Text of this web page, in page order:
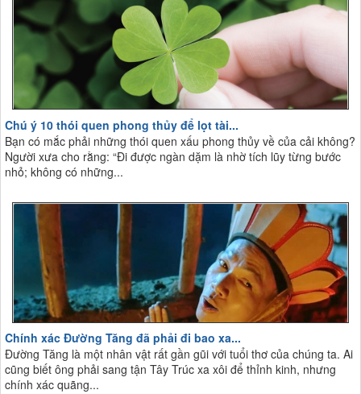
Chú ý 10 thói quen phong thủy để lọt tài...
Bạn có mắc phải những thói quen xấu phong thủy về của cải không?
Người xưa cho rằng: “Đi được ngàn dặm là nhờ tích lũy từng bước
nhỏ; không có những...
Chính xác Đường Tăng đã phải đi bao xa...
Đường Tăng là một nhân vật rất gần gũi với tuổi thơ của chúng ta. Ai
cũng biết ông phải sang tận Tây Trúc xa xôi để thỉnh kinh, nhưng
chính xác quãng...